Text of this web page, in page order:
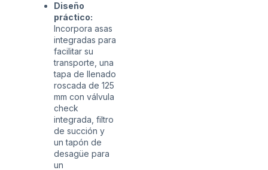
Diseño
práctico:
Incorpora asas
integradas para
facilitar su
transporte, una
tapa de llenado
roscada de 125
mm con válvula
check
integrada, filtro
de succión y
un tapón de
desagüe para
un